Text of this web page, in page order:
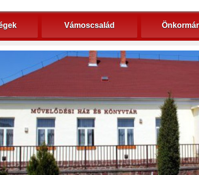
Vámoscsalád